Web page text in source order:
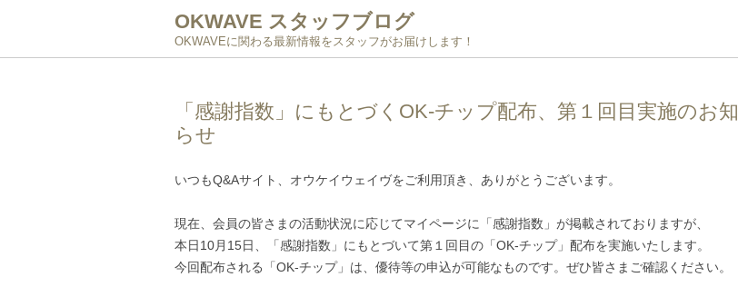
OKWAVE スタッフブログ
OKWAVEに関わる最新情報をスタッフがお届けします！
「感謝指数」にもとづくOK-チップ配布、第１回目実施のお知
らせ
いつもQ&Aサイト、オウケイウェイヴをご利用頂き、ありがとうございます。
現在、会員の皆さまの活動状況に応じてマイページに「感謝指数」が掲載されておりますが、
本日10月15日、「感謝指数」にもとづいて第１回目の「OK-チップ」配布を実施いたします。
今回配布される「OK-チップ」は、優待等の申込が可能なものです。ぜひ皆さまご確認ください。